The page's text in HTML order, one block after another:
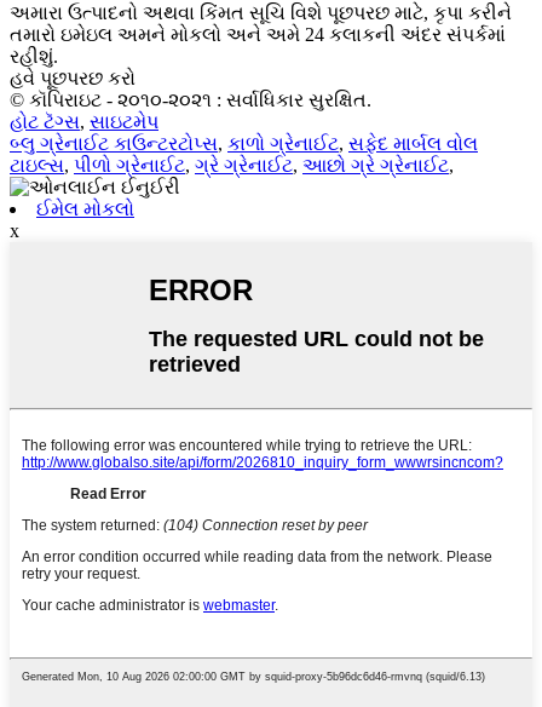
અમારા ઉત્પાદનો અથવા કિંમત સૂચિ વિશે પૂછપરછ માટે, કૃપા કરીને
તમારો ઇમેઇલ અમને મોકલો અને અમે 24 કલાકની અંદર સંપર્કમાં
રહીશું.
હવે પૂછપરછ કરો
© કૉપિરાઇટ - ૨૦૧૦-૨૦૨૧ : સર્વાધિકાર સુરક્ષિત.
હોટ ટૅગ્સ, સાઇટમેપ
બ્લુ ગ્રેનાઈટ કાઉન્ટરટોપ્સ, કાળો ગ્રેનાઈટ, સફેદ માર્બલ વોલ
ટાઇલ્સ, પીળો ગ્રેનાઈટ, ગ્રે ગ્રેનાઈટ, આછો ગ્રે ગ્રેનાઈટ,
ઈમેલ મોકલો
x